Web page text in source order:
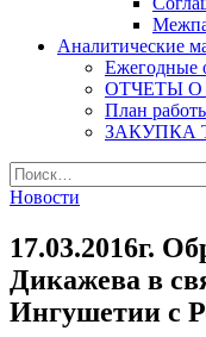
Аналитические
Ежегодные
ОТЧЕТЫ О
План
ЗАКУПКА
Найти:
Новости
17.03.2016г.
Дикажева в
Ингушетии с